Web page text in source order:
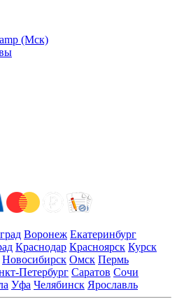
(Мск)
Воронеж Екатеринбург
Краснодар Красноярск Курск
Новосибирск Омск Пермь
Петербург Саратов Сочи
Уфа Челябинск Ярославль